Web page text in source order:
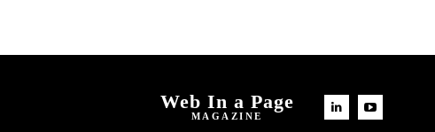
Web In a Page
MAGAZINE